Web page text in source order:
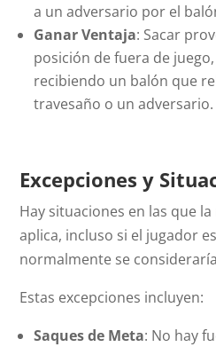
a un adversario por el
Ganar Ventaja: Sacar
posición de fuera de
recibiendo un balón que
travesaño o un adversario.
Excepciones y
Hay situaciones en las que la
aplica, incluso si el jugador
normalmente se
Estas excepciones incluyen:
Saques de Meta: No hay